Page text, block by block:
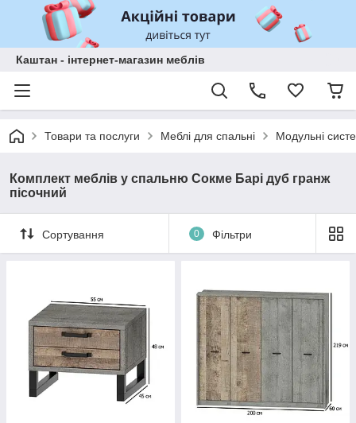
Каштан - інтернет-магазин меблів
Товари та послуги Меблі для спальні Модульні
Комплект меблів у спальню Сокме Барі дуб гранж
пісочний
Сортування 0 Фільтри